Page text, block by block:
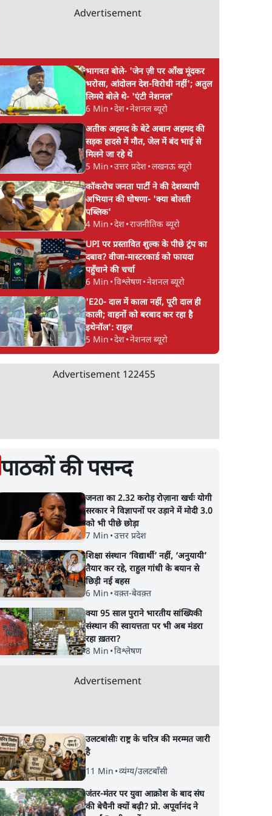
के चरित्र की मरम्मत
विश्लेषण
जंतर-मंतर पर युवा आक्रोश के बाद संघ
की बेचैनी क्यों बढ़ी? प्रो. अपूर्वानंद ने
बताईं 5 बड़ी वजहें
Advertisement
भागवत बोले- 'जेन ज़ी पर आँख मूंदकर
भरोसा, आंदोलन देश-विरोधी नहीं'; अतुल
लिमये बोले थे- 'एंटी नेशनल'
6 Min •देश•नेशनल ब्यूरो
अतीक अहमद के बेटे अबान अहमद की
सड़क हादसे में मौत, जेल में बंद भाई से
मिलने जा रहे थे
5 Min •उत्तर प्रदेश•लखनऊ ब्यूरो
कॉकरोच जनता पार्टी ने की देशव्यापी
अभियान की घोषणा- 'क्या बोलती
पब्लिक'
4 Min •देश•राजनीतिक ब्यूरो
UPI पर प्रस्तावित शुल्क के पीछे ट्रंप का
दबाव? वीजा-मास्टरकार्ड को फायदा
पहुँचाने की चर्चा
6 Min •विश्लेषण•नेशनल ब्यूरो
'E20- दाल में काला नहीं, पूरी दाल ही
काली; वाहनों को बरबाद कर रहा है
इथेनॉल': राहुल
5 Min •देश•नेशनल ब्यूरो
Advertisement 122455
पाठकों की पसन्द
जनता का 2.32 करोड़ रोज़ाना खर्चः योगी
सरकार ने विज्ञापनों पर उड़ाने में मोदी 3.0
को भी पीछे छोड़ा
7 Min •उत्तर प्रदेश
शिक्षा संस्थान ‘विद्यार्थी’ नहीं, ‘अनुयायी’
तैयार कर रहे, राहुल गांधी के बयान से
छिड़ी नई बहस
6 Min •वक़्त-बेवक़्त
क्या 95 साल पुराने भारतीय सांख्यिकी
संस्थान की स्वायत्तता पर भी अब मंडरा
रहा ख़तरा?
8 Min •विश्लेषण
Advertisement
उलटबांसीः राष्ट्र के चरित्र की मरम्मत जारी
है
11 Min •व्यंग्य/उलटबाँसी
जंतर-मंतर पर युवा आक्रोश के बाद संघ
की बेचैनी क्यों बढ़ी? प्रो. अपूर्वानंद ने